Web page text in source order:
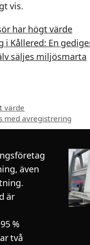
vis.
har högt värde
i Kållered: En
säljes miljösmarta
värde
med avregistrering
även
är
%
två